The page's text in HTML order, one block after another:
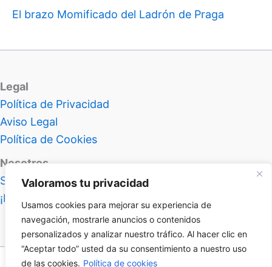
Valoramos tu privacidad
Usamos cookies para mejorar su experiencia de
navegación, mostrarle anuncios o contenidos
personalizados y analizar nuestro tráfico. Al hacer clic en
“Aceptar todo” usted da su consentimiento a nuestro uso
de las cookies. Política de cookies
El brazo Momificado del Ladrón de Praga
Legal
Política de Privacidad
Aviso Legal
Política de Cookies
Nosotros
Sobre Atlas Insolitus
¡Hablemos!